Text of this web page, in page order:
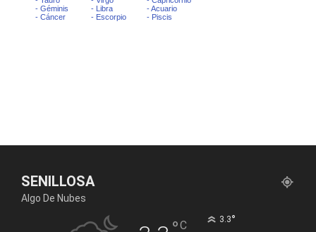
SENILLOSA
Algo De Nubes
C 3.3°